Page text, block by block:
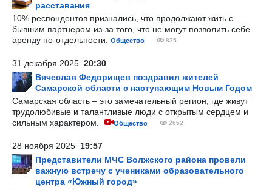
расставания
10% респондентов признались, что продолжают жить с
бывшим партнером из-за того, что не могут позволить себе
аренду по-отдельности.
Общество 835
31 декабря 2025 20:30
Вячеслав Федорищев поздравил жителей
Самарской области с наступающим Новым Годом
Самарская область – это замечательный регион, где живут
трудолюбивые и талантливые люди с открытым сердцем и
сильным характером.
Общество 2652
28 ноября 2025 19:57
Представители МЧС Волжского района провели
важную встречу с учениками образовательного
центра «Южный город»